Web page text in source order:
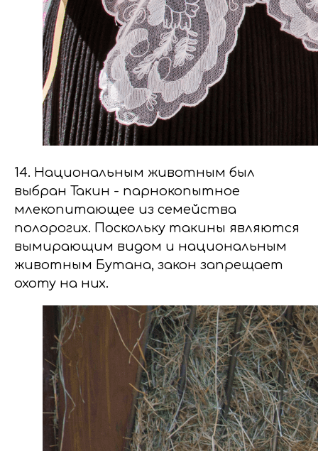
14. Национальным животным был
выбран Такин - парнокопытное
млекопитающее из семейства
полорогих. Поскольку такины являются
вымирающим видом и национальным
животным Бутана, закон запрещает
охоту на них.